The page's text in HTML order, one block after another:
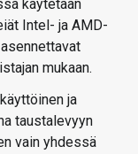
käytetään
Intel- ja AMD-
mukaan.
ja
taustalevyyn
vain yhdessä